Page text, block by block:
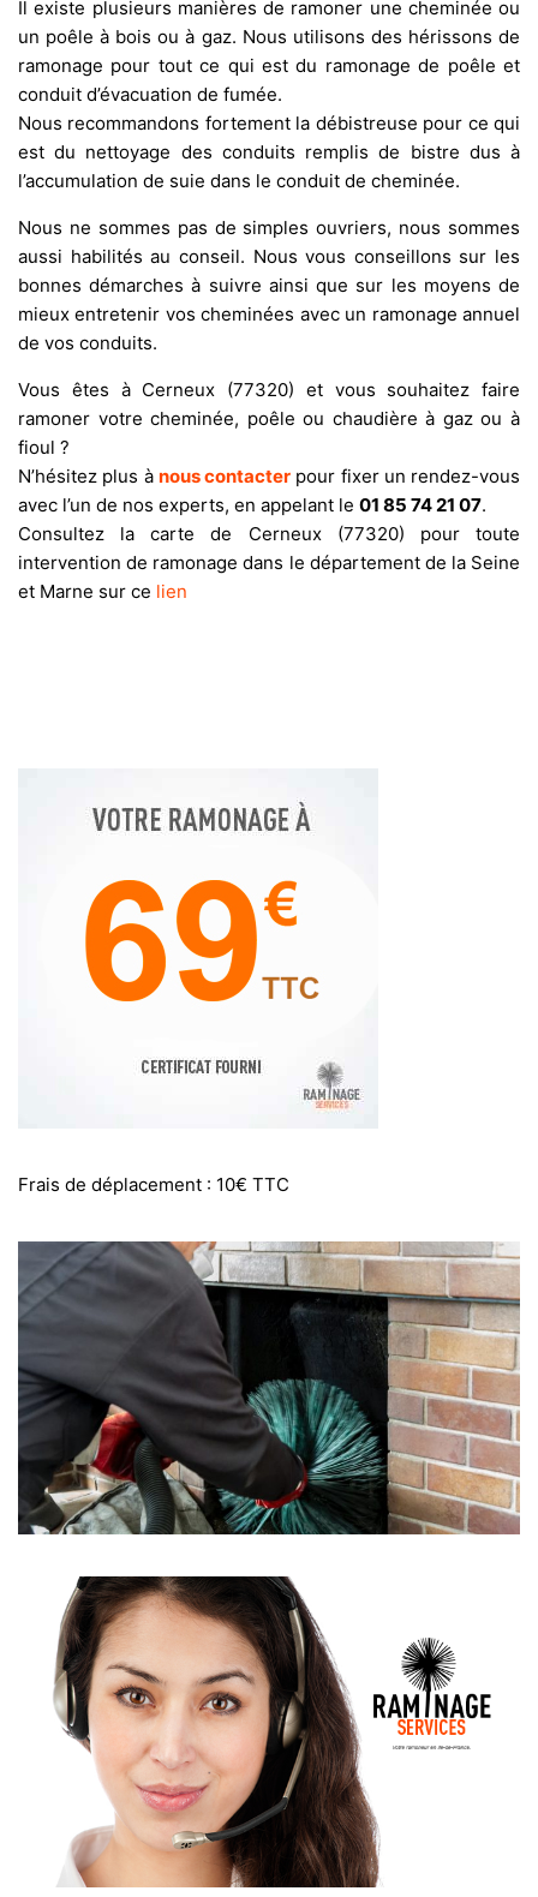
Il existe plusieurs manières de ramoner une cheminée ou
un poêle à bois ou à gaz. Nous utilisons des hérissons de
ramonage pour tout ce qui est du ramonage de poêle et
conduit d’évacuation de fumée.
Nous recommandons fortement la débistreuse pour ce qui
est du nettoyage des conduits remplis de bistre dus à
l’accumulation de suie dans le conduit de cheminée.
Nous ne sommes pas de simples ouvriers, nous sommes
aussi habilités au conseil. Nous vous conseillons sur les
bonnes démarches à suivre ainsi que sur les moyens de
mieux entretenir vos cheminées avec un ramonage annuel
de vos conduits.
Vous êtes à Cerneux (77320) et vous souhaitez faire
ramoner votre cheminée, poêle ou chaudière à gaz ou à
fioul ?
N’hésitez plus à nous contacter pour fixer un rendez-vous
avec l’un de nos experts, en appelant le 01 85 74 21 07.
Consultez la carte de Cerneux (77320) pour toute
intervention de ramonage dans le département de la Seine
et Marne sur ce lien
Frais de déplacement : 10€ TTC